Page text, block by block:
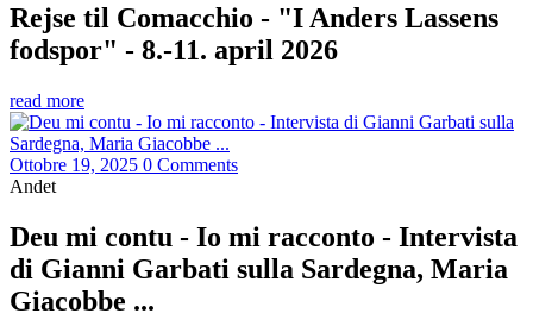
Rejse til Comacchio - "I Anders Lassens
fodspor" - 8.-11. april 2026
read more
Ottobre 19, 2025 0 Comments
Andet
Deu mi contu - Io mi racconto - Intervista
di Gianni Garbati sulla Sardegna, Maria
Giacobbe ...